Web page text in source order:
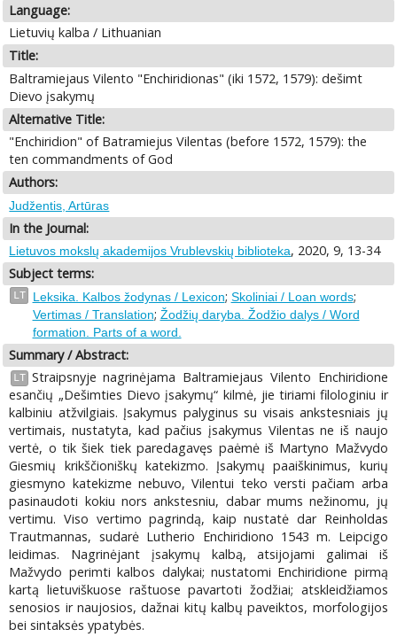
Language:
Lietuvių kalba / Lithuanian
Title:
Baltramiejaus Vilento "Enchiridionas" (iki 1572, 1579): dešimt
Dievo įsakymų
Alternative Title:
"Enchiridion" of Batramiejus Vilentas (before 1572, 1579): the
ten commandments of God
Authors:
Judžentis, Artūras
In the Journal:
Lietuvos mokslų akademijos Vrublevskių biblioteka, 2020, 9, 13-34
Subject terms:
LT Leksika. Kalbos žodynas / Lexicon; Skoliniai / Loan words;
Vertimas / Translation; Žodžių daryba. Žodžio dalys / Word
formation. Parts of a word.
Summary / Abstract:
LT Straipsnyje nagrinėjama Baltramiejaus Vilento Enchiridione
esančių „Dešimties Dievo įsakymų“ kilmė, jie tiriami filologiniu ir
kalbiniu atžvilgiais. Įsakymus palyginus su visais ankstesniais jų
vertimais, nustatyta, kad pačius įsakymus Vilentas ne iš naujo
vertė, o tik šiek tiek paredagavęs paėmė iš Martyno Mažvydo
Giesmių krikščioniškų katekizmo. Įsakymų paaiškinimus, kurių
giesmyno katekizme nebuvo, Vilentui teko versti pačiam arba
pasinaudoti kokiu nors ankstesniu, dabar mums nežinomu, jų
vertimu. Viso vertimo pagrindą, kaip nustatė dar Reinholdas
Trautmannas, sudarė Lutherio Enchiridiono 1543 m. Leipcigo
leidimas. Nagrinėjant įsakymų kalbą, atsijojami galimai iš
Mažvydo perimti kalbos dalykai; nustatomi Enchiridione pirmą
kartą lietuviškuose raštuose pavartoti žodžiai; atskleidžiamos
senosios ir naujosios, dažnai kitų kalbų paveiktos, morfologijos
bei sintaksės ypatybės.